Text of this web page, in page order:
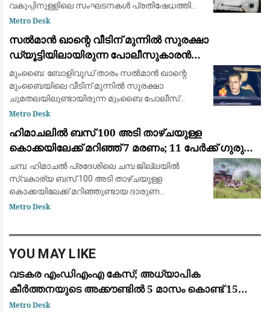
വകുപ്പിനുള്ളിലെ സംഘടനകൾ പ്രതിഷേധത്തിൽ.
നടപടി ഉദ്യോഗസ്ഥരുടെ മനോവീര്യം
നടപടിയിൽ വീഴ്ചയില്ലെന്
Metro Desk
സൽമാൻ ഖാന്റെ വീടിന് മുന്നിൽ സുരക്ഷാ
ഡ്യൂട്ടിയിലായിരുന്ന പോലീസുകാരൻ
ഹൃദയാഘാതം മൂലം മരിച്ചു
മുംബൈ: ബോളിവുഡ് താരം സൽമാൻ ഖാന്റെ
മുംബൈയിലെ വീടിന് മുന്നിൽ സുരക്ഷാ
ചുമതലയിലുണ്ടായിരുന്ന മുംബൈ പോലീസ്
കോൺസ്റ്റബിൾ ഹൃദയാഘാതത്തെ തുടർന്ന്
യൂണിറ്റിലെ ഉദ്യോഗസ്ഥനായ ഗ
Metro Desk
ഹിമാചലിൽ ബസ് 100 അടി താഴ്ചയുള്ള
കൊക്കയിലേക്ക് മറിഞ്ഞ് 7 മരണം; 11 പേർക്ക് ഗുരുതര
പരിക്ക്
ചമ്പ: ഹിമാചൽ പ്രദേശിലെ ചമ്പ ജില്ലയിൽ
സ്വകാര്യ ബസ് 100 അടി താഴ്ചയുള്ള
കൊക്കയിലേക്ക് മറിഞ്ഞുണ്ടായ ദാരുണ
അപകടത്തിൽ ഏഴ് പേർ കൊല്ലപ്പെട്ടു.
Metro Desk
YOU MAY LIKE
വടകര എംഡിഎംഎ കേസ്; അധ്യാപിക
കീർത്തനയുടെ അക്കൗണ്ടിൽ 5 മാസം കൊണ്ട് 15
ലക്ഷം രൂപയുടെ ഇടപാട്
Metro Desk